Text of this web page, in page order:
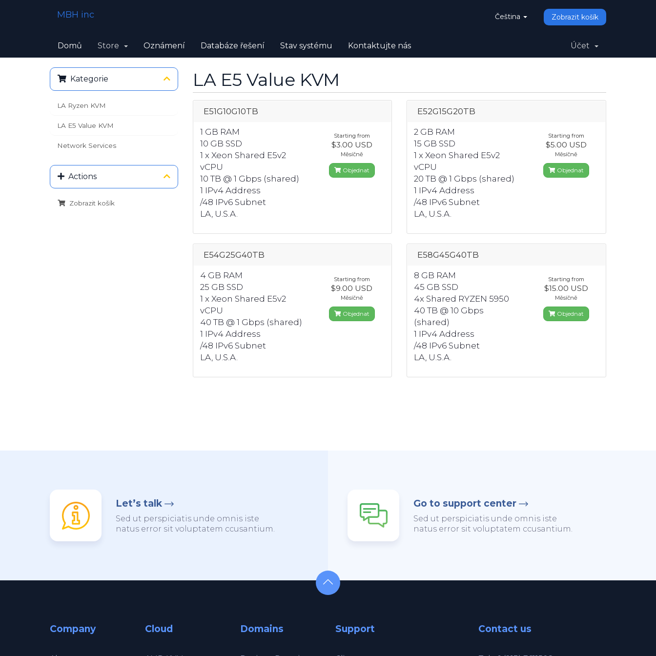
Čeština Zobrazit košík
MBH inc
Domů Store Oznámení Databáze řešení Stav systému Kontaktujte nás Účet
Kategorie
LA Ryzen KVM
LA E5 Value KVM
Network Services
Actions
Zobrazit košík
LA E5 Value KVM
E51G10G10TB
1 GB RAM
10 GB SSD
1 x Xeon Shared E5v2
vCPU
10 TB @ 1 Gbps (shared)
1 IPv4 Address
/48 IPv6 Subnet
LA, U.S.A.
Starting from
$3.00 USD
Měsíčně
Objednat
E52G15G20TB
2 GB RAM
15 GB SSD
1 x Xeon Shared E5v2
vCPU
20 TB @ 1 Gbps (shared)
1 IPv4 Address
/48 IPv6 Subnet
LA, U.S.A.
Starting from
$5.00 USD
Měsíčně
Objednat
E54G25G40TB
4 GB RAM
25 GB SSD
1 x Xeon Shared E5v2
vCPU
40 TB @ 1 Gbps (shared)
1 IPv4 Address
/48 IPv6 Subnet
LA, U.S.A.
Starting from
$9.00 USD
Měsíčně
Objednat
E58G45G40TB
8 GB RAM
45 GB SSD
4x Shared RYZEN 5950
40 TB @ 10 Gbps
(shared)
1 IPv4 Address
/48 IPv6 Subnet
LA, U.S.A.
Starting from
$15.00 USD
Měsíčně
Objednat
Let’s talk
Sed ut perspiciatis unde omnis iste
natus error sit voluptatem ccusantium.
Go to support center
Sed ut perspiciatis unde omnis iste
natus error sit voluptatem ccusantium.
Company Cloud Domains Support Contact us